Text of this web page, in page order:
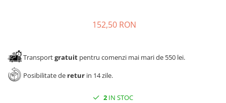
152,50 RON
Transportgratuit pentru comenzi mai mari de 550 lei.
Posibilitate de retur in 14 zile.
2 IN STOC